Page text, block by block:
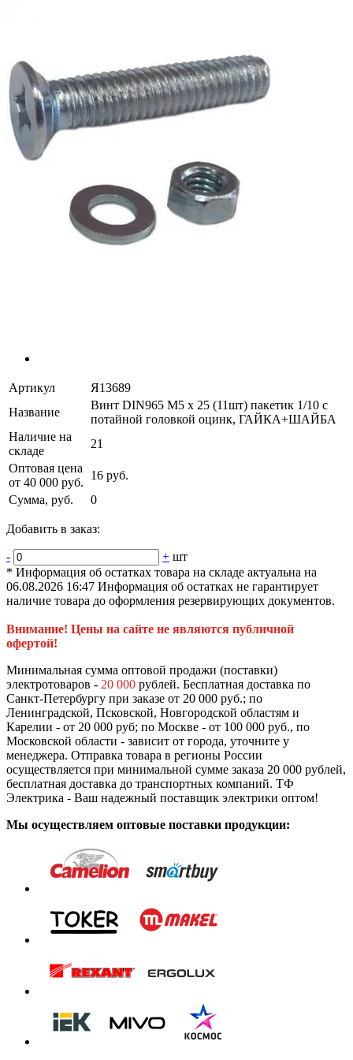
Артикул
Я13689
Название
Винт DIN965 М5 х 25 (11шт) пакетик 1/10 с
потайной головкой оцинк, ГАЙКА+ШАЙБА
Наличие на
складе
21
Оптовая цена
от 40 000 руб.
16 руб.
Сумма, руб.
0
Добавить в заказ:
- + шт
* Информация об остатках товара на складе актуальна на
06.08.2026 16:47 Информация об остатках не гарантирует
наличие товара до оформления резервирующих документов.
Внимание! Цены на сайте не являются публичной
офертой!
Минимальная сумма оптовой продажи (поставки)
электротоваров - 20 000 рублей. Бесплатная доставка по
Санкт-Петербургу при заказе от 20 000 руб.; по
Ленинградской, Псковской, Новгородской областям и
Карелии - от 20 000 руб; по Москве - от 100 000 руб., по
Московской области - зависит от города, уточните у
менеджера. Отправка товара в регионы России
осуществляется при минимальной сумме заказа 20 000 рублей,
бесплатная доставка до транспортных компаний. ТФ
Электрика - Ваш надежный поставщик электрики оптом!
Мы осуществляем оптовые поставки продукции: